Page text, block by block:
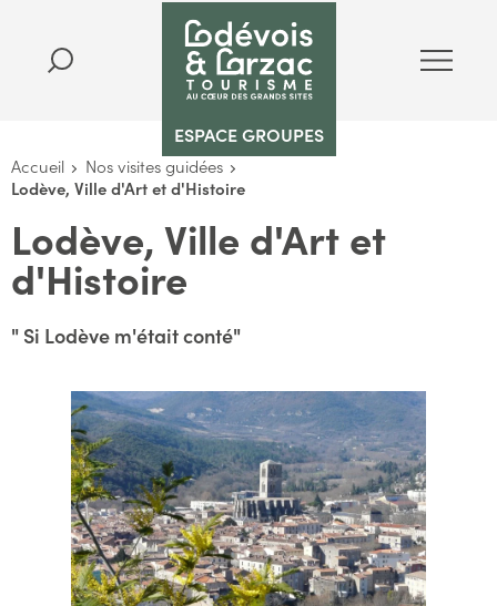
ESPACE GROUPES
Accueil
Nos visites guidées
Lodève, Ville d'Art et d'Histoire
Lodève, Ville d'Art et
d'Histoire
" Si Lodève m'était conté"